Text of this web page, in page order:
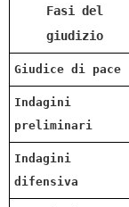
Fasi del
giudizio
Giudice di pace
Indagini
preliminari
Indagini
difensiva